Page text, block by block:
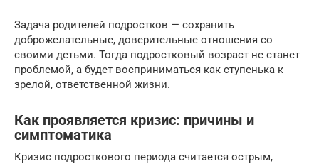
Задача родителей подростков — сохранить
доброжелательные, доверительные отношения со
своими детьми. Тогда подростковый возраст не станет
проблемой, а будет восприниматься как ступенька к
зрелой, ответственной жизни.
Как проявляется кризис: причины и
симптоматика
Кризис подросткового периода считается острым,